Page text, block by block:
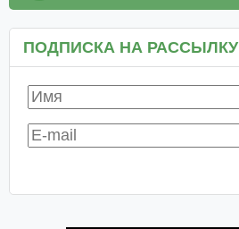
ПОДПИСКА НА РАССЫЛКУ